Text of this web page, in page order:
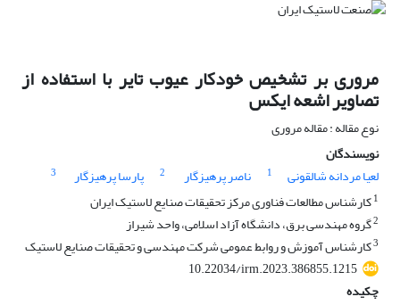
مروری بر تشخیص خودکار عیوب تایر با استفاده از
تصاویر اشعه ایکس
نوع مقاله : مقاله مروری
نویسندگان
لعیا مردانه شالقونی
1 ناصر پرهیزگار 2 پارسا پرهیزگار
3
1کارشناس مطالعات فناوری مرکز تحقیقات صنایع لاستیک ایران
2گروه مهندسی برق، دانشگاه آزاد اسلامی، واحد شیراز
3کارشناس آموزش و روابط عمومی شرکت مهندسی و تحقیقات صنایع لاستیک
10.22034/irm.2023.386855.1215
چکیده